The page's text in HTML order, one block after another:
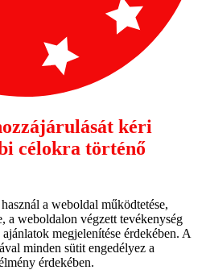
kéri
célokra történő
a weboldal működtetése,
a weboldalon végzett tevékenység
megjelenítése érdekében. A
minden sütit engedélyez a
érdekében.